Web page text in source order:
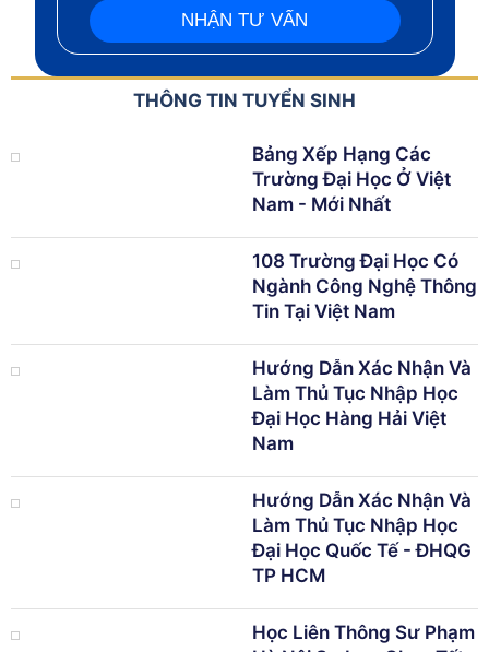
THÔNG TIN TUYỂN SINH
Bảng Xếp Hạng Các
Trường Đại Học Ở Việt
Nam - Mới Nhất
108 Trường Đại Học Có
Ngành Công Nghệ Thông
Tin Tại Việt Nam
Hướng Dẫn Xác Nhận Và
Làm Thủ Tục Nhập Học
Đại Học Hàng Hải Việt
Nam
Hướng Dẫn Xác Nhận Và
Làm Thủ Tục Nhập Học
Đại Học Quốc Tế - ĐHQG
TP HCM
Học Liên Thông Sư Phạm